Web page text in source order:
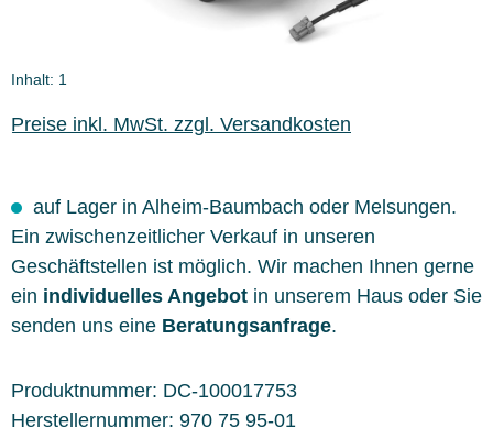
Inhalt: 1
Preise inkl. MwSt. zzgl. Versandkosten
auf Lager in Alheim-Baumbach oder Melsungen.
Ein zwischenzeitlicher Verkauf in unseren
Geschäftstellen ist möglich. Wir machen Ihnen gerne
ein individuelles Angebot in unserem Haus oder Sie
senden uns eine Beratungsanfrage.
Produktnummer: DC-100017753
Herstellernummer: 970 75 95-01